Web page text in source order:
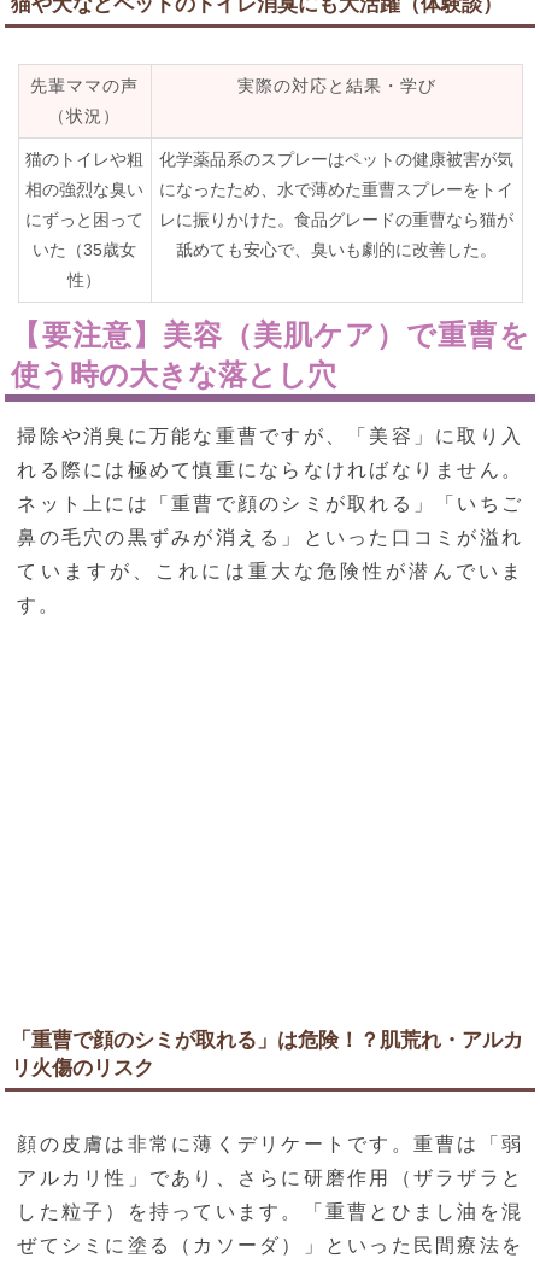
先輩ママの声
（状況）
実際の対応と結果・学び
猫のトイレや粗
相の強烈な臭い
にずっと困って
いた（35歳女
性）
化学薬品系のスプレーはペットの健康被害が気
になったため、水で薄めた重曹スプレーをトイ
レに振りかけた。食品グレードの重曹なら猫が
舐めても安心で、臭いも劇的に改善した。
【要注意】美容（美肌ケア）で重曹を
使う時の大きな落とし穴
掃除や消臭に万能な重曹ですが、「美容」に取り入
れる際には極めて慎重にならなければなりません。
ネット上には「重曹で顔のシミが取れる」「いちご
鼻の毛穴の黒ずみが消える」といった口コミが溢れ
ていますが、これには重大な危険性が潜んでいま
す。
「重曹で顔のシミが取れる」は危険！？肌荒れ・アルカ
リ火傷のリスク
顔の皮膚は非常に薄くデリケートです。重曹は「弱
アルカリ性」であり、さらに研磨作用（ザラザラと
した粒子）を持っています。「重曹とひまし油を混
ぜてシミに塗る（カソーダ）」といった民間療法を